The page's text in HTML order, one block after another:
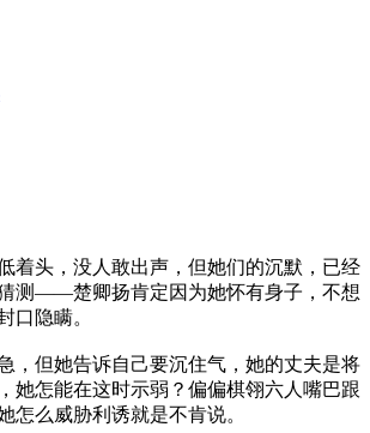
头，没人敢出声，但她们的沉默，已经
测——楚卿扬肯定因为她怀有身子，不想
口隐瞒。
但她告诉自己要沉住气，她的丈夫是将
她怎能在这时示弱？偏偏棋翎六人嘴巴跟
怎么威胁利诱就是不肯说。